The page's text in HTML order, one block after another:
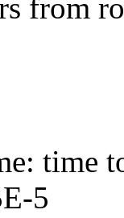
from
time
5